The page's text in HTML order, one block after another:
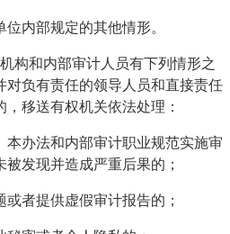
位内部规定的其他情形。
和内部审计人员有下列情形之
对负有责任的领导人员和直接责任
移送有权机关依法处理：
本办法和内部审计职业规范实施审
被发现并造成严重后果的；
或者提供虚假审计报告的；